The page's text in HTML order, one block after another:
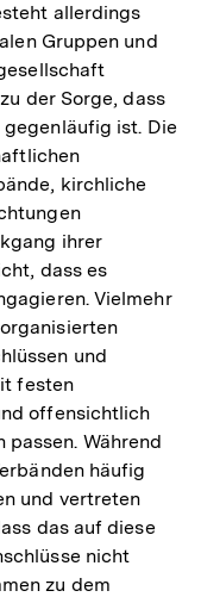
allerdings
Gruppen und
der Sorge, dass
ist. Die
kirchliche
ihrer
dass es
Vielmehr
und
festen
offensichtlich
passen. Während
häufig
und vertreten
das auf diese
nicht
zu dem